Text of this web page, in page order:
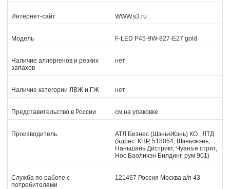
Интернет-сайт WWW.s3.ru
Модель F-LED P45-9W-827-E27 gold
Наличие аллергенов и резких
запахов
нет
Наличие категории ЛВЖ и ГЖ нет
Представительство в России см на упаковке
Производитель
АТЛ Бизнес (ШэньчЖэнь) КО., ЛТД
(адрес: КНР, 518054, Шэньчжэнь,
Наньшань Дистрикт, Чуанъе стрит,
Нос Баоличэн Билдинг, рум 901)
Служба по работе с
потребителями
121467 Россия Москва а/я 43